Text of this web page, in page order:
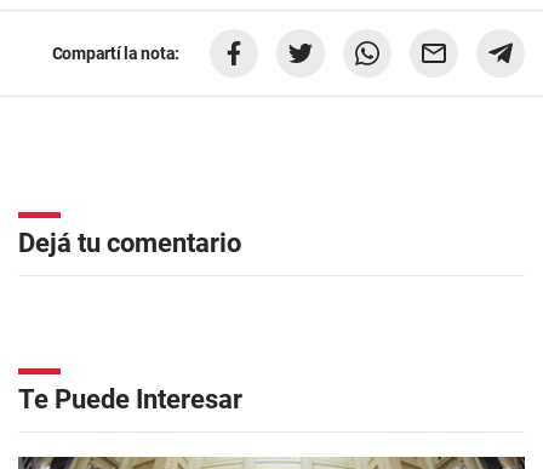
Compartí la nota:
Dejá tu comentario
Te Puede Interesar